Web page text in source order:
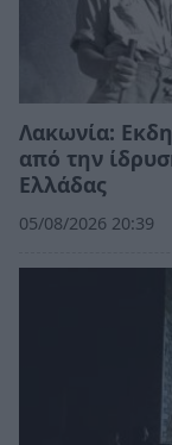
Λακωνία:
από την
Ελλάδας
05/08/2026 20:39